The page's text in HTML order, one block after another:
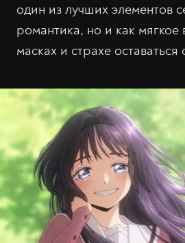
один из лучших элементов
романтика, но и как
масках и страхе